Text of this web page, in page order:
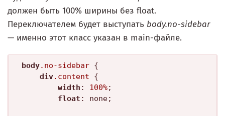
должен быть 100% ширины без float.
Переключателем будет выступать body.no-sidebar
— именно этот класс указан в main-файле.
body.no-sidebar {
div.content {
width : 100%;
float : none;